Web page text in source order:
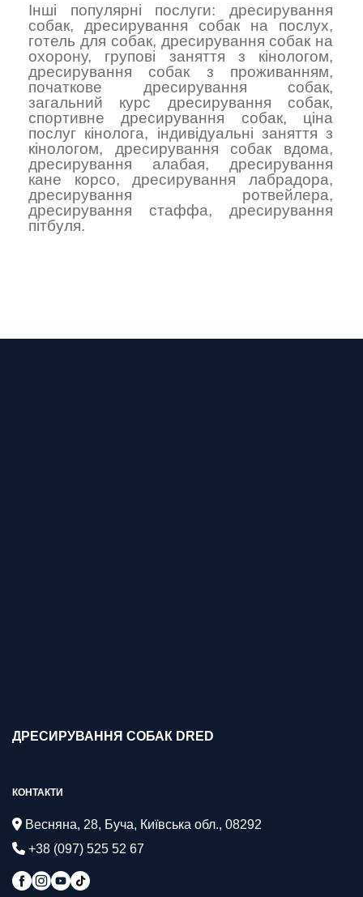
Інші популярні послуги:дресирування
собак,дресирування собак на послух,
готель для собак, дресирування собак на
охорону, групові заняття з кінологом,
дресирування собак з проживанням,
початкове дресирування собак,
загальний курс дресирування собак,
спортивне дресирування собак, ціна
послуг кінолога, індивідуальні заняття з
кінологом, дресирування собак вдома,
дресирування алабая,дресирування
кане корсо,дресирування лабрадора,
дресирування ротвейлера,
дресирування стаффа,дресирування
пітбуля.
ДРЕСИРУВАННЯ СОБАК DRED
КОНТАКТИ
Весняна, 28, Буча, Київська обл., 08292
+38 (097) 525 52 67